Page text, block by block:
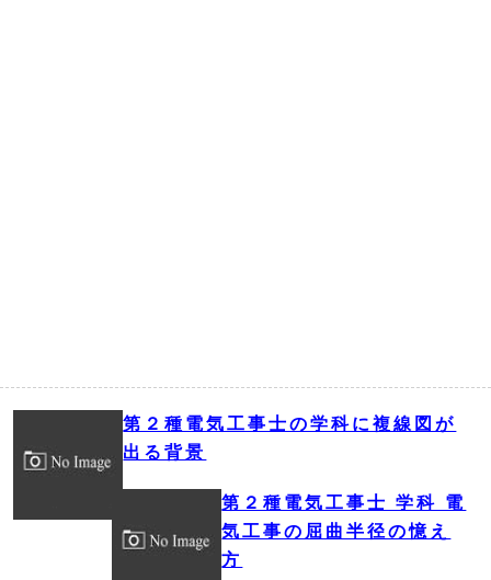
第２種電気工事士の学科に複線図が
出る背景
第２種電気工事士 学科 電
気工事の屈曲半径の憶え
方